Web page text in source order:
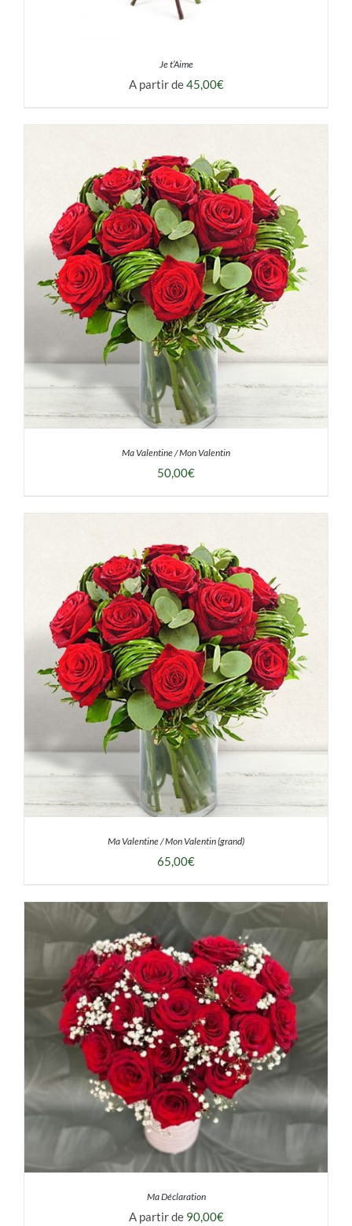
DÉTAILS
Je t’Aime
A partir de45,00€
DÉTAILS
Ma Valentine / Mon Valentin
50,00€
DÉTAILS
Ma Valentine / Mon Valentin (grand)
65,00€
Ma Déclaration
A partir de 90,00€